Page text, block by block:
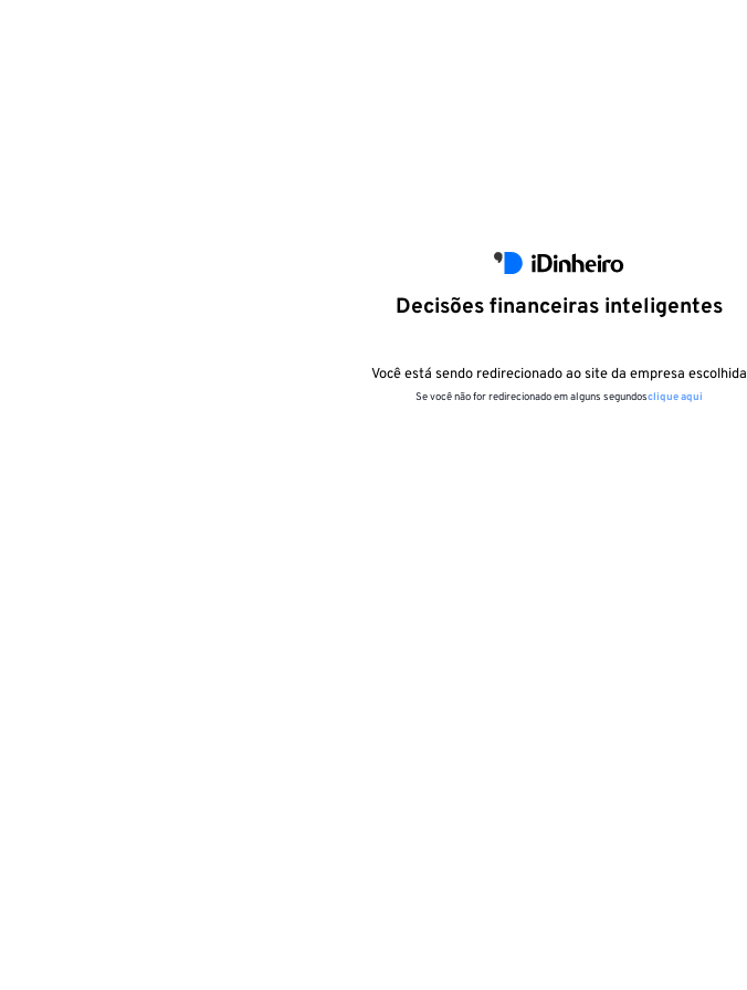
Decisões financeiras inteligentes
Você está sendo redirecionado ao site da empresa escolhida
Se você não for redirecionado em alguns segundosclique aqui